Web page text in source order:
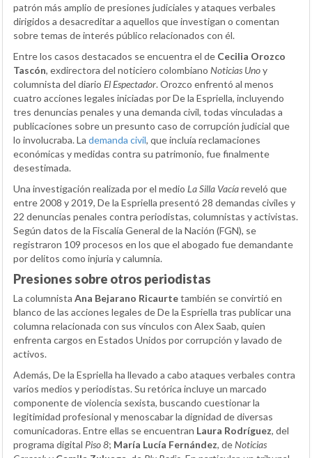
patrón más amplio de presiones judiciales y ataques verbales
dirigidos a desacreditar a aquellos que investigan o comentan
sobre temas de interés público relacionados con él.
Entre los casos destacados se encuentra el de Cecilia Orozco
Tascón, exdirectora del noticiero colombiano Noticias Unoy
columnista del diario El Espectador. Orozco enfrentó al menos
cuatro acciones legales iniciadas por De la Espriella, incluyendo
tres denuncias penales y una demanda civil, todas vinculadas a
publicaciones sobre un presunto caso de corrupción judicial que
lo involucraba. La demanda civil, que incluía reclamaciones
económicas y medidas contra su patrimonio, fue finalmente
desestimada.
Una investigación realizada por el medio La Silla Vacíareveló que
entre 2008 y 2019, De la Espriella presentó 28 demandas civiles y
22 denuncias penales contra periodistas, columnistas y activistas.
Según datos de la Fiscalía General de la Nación (FGN), se
registraron 109 procesos en los que el abogado fue demandante
por delitos como injuria y calumnia.
Presiones sobre otros periodistas
La columnista Ana Bejarano Ricaurtetambién se convirtió en
blanco de las acciones legales de De la Espriella tras publicar una
columna relacionada con sus vínculos con Alex Saab, quien
enfrenta cargos en Estados Unidos por corrupción y lavado de
activos.
Además, De la Espriella ha llevado a cabo ataques verbales contra
varios medios y periodistas. Su retórica incluye un marcado
componente de violencia sexista, buscando cuestionar la
legitimidad profesional y menoscabar la dignidad de diversas
comunicadoras. Entre ellas se encuentran Laura Rodríguez, del
programa digital Piso 8; María Lucía Fernández, deNoticias